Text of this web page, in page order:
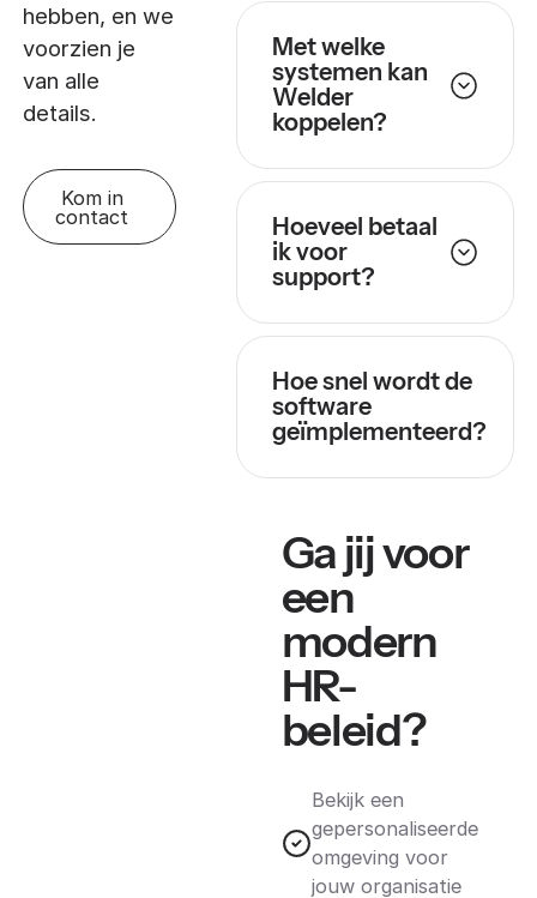
hebben, en we
voorzien je
van alle
details.
Kom in
contact
Met welke
systemen kan
Welder
koppelen?
Hoeveel betaal
ik voor
support?
Hoe snel wordt de
software
geïmplementeerd?
Ga jij voor
een
modern
HR-
beleid?
Bekijk een
gepersonaliseerde
omgeving voor
jouw organisatie